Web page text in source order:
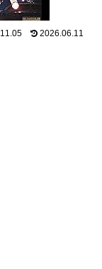
2026.06.11